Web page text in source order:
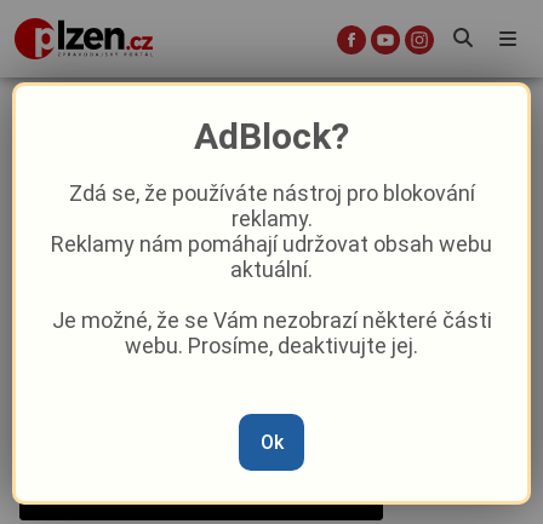
Kulturní tipy: co přinese čtvrtý
březnový víkend?
20. 3. 2025|17:00
AdBlock?
Zdá se, že používáte nástroj pro blokování
reklamy.
Reklamy nám pomáhají udržovat obsah webu
aktuální.
Je možné, že se Vám nezobrazí některé části
webu. Prosíme, deaktivujte jej.
Ok